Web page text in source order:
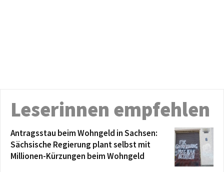
Leserinnen empfehlen
Antragsstau beim Wohngeld in Sachsen:
Sächsische Regierung plant selbst mit
Millionen-Kürzungen beim Wohngeld